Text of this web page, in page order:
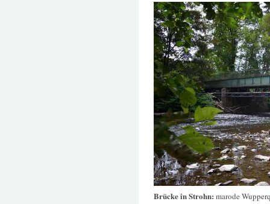
Brücke in Strohn: marode